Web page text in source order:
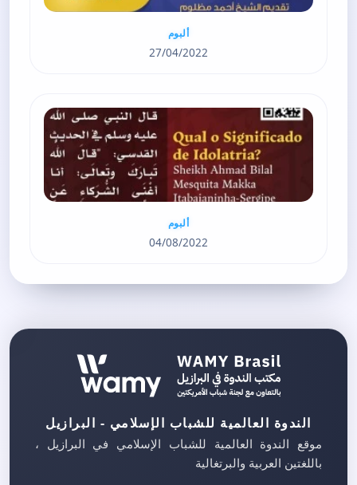
ألبوم
27/04/2022
ألبوم
04/08/2022
الندوة العالمية للشباب الإسلامي - البرازيل
موقع الندوة العالمية للشباب الإسلامي في البرازيل ،
باللغتين العربية والبرتغالية